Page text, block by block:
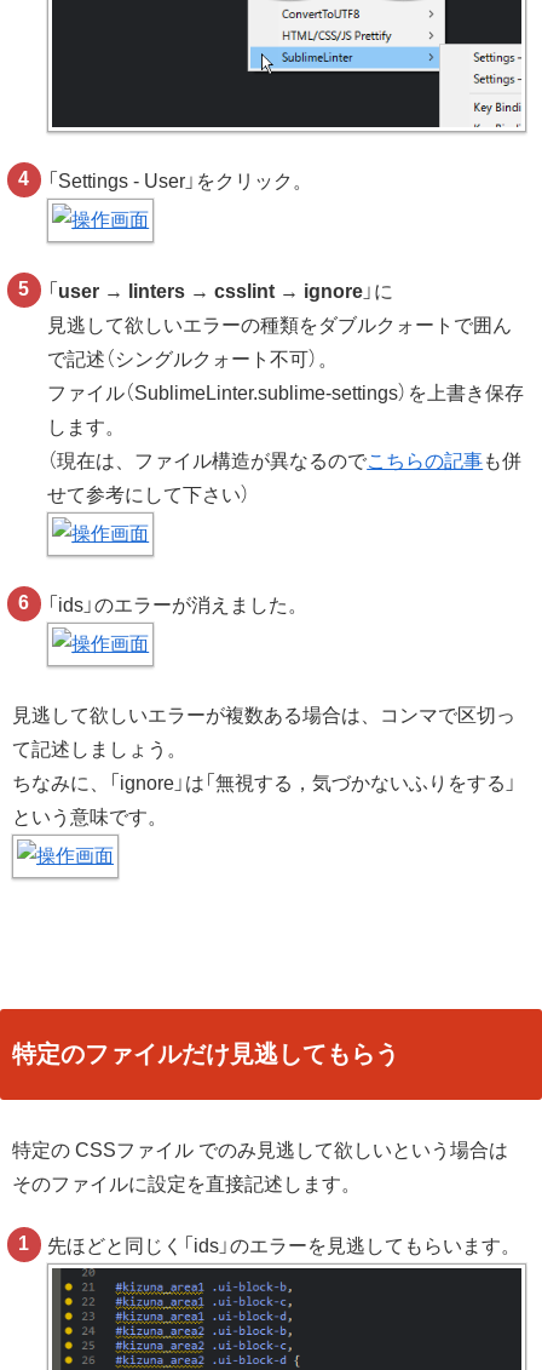
「Settings - User」をクリック。
「 user → linters →csslint → ignore 」に
見逃して欲しいエラーの種類をダブルクォートで囲ん
で記述（シングルクォート不可）。
ファイル（SublimeLinter.sublime-settings）を上書き保存
します。
（現在は、ファイル構造が異なるのでこちらの記事も併
せて参考にして下さい）
「ids」のエラーが消えました。
見逃して欲しいエラーが複数ある場合は、コンマで区切っ
て記述しましょう。
ちなみに、「ignore」は「無視する，気づかないふりをする」
という意味です。
特定のファイルだけ見逃してもらう
特定の CSSファイル でのみ見逃して欲しいという場合は
そのファイルに設定を直接記述します。
先ほどと同じく「ids」のエラーを見逃してもらいます。